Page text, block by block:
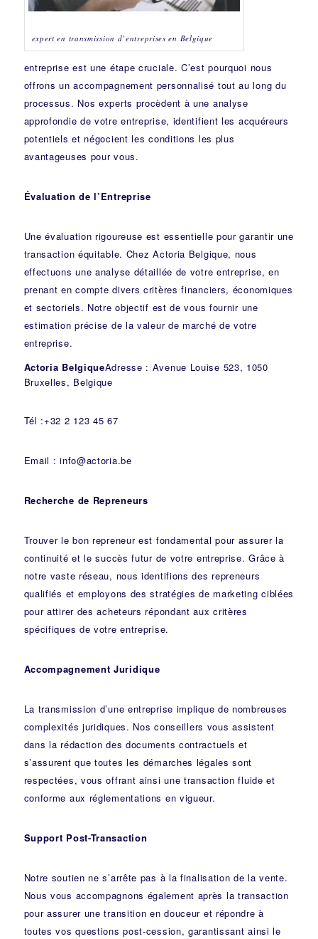
expert en transmission d’entreprises en Belgique
entreprise est une étape cruciale. C’est pourquoi nous
offrons un accompagnement personnalisé tout au long du
processus. Nos experts procèdent à une analyse
approfondie de votre entreprise, identifient les acquéreurs
potentiels et négocient les conditions les plus
avantageuses pour vous.
Évaluation de l’Entreprise
Une évaluation rigoureuse est essentielle pour garantir une
transaction équitable. Chez Actoria Belgique, nous
effectuons une analyse détaillée de votre entreprise, en
prenant en compte divers critères financiers, économiques
et sectoriels. Notre objectif est de vous fournir une
estimation précise de la valeur de marché de votre
entreprise.
Actoria BelgiqueAdresse : Avenue Louise 523, 1050
Bruxelles, Belgique
Tél :+32 2 123 45 67
Email : info@actoria.be
Recherche de Repreneurs
Trouver le bon repreneur est fondamental pour assurer la
continuité et le succès futur de votre entreprise. Grâce à
notre vaste réseau, nous identifions des repreneurs
qualifiés et employons des stratégies de marketing ciblées
pour attirer des acheteurs répondant aux critères
spécifiques de votre entreprise.
Accompagnement Juridique
La transmission d’une entreprise implique de nombreuses
complexités juridiques. Nosconseillers vous assistent
dans la rédaction des documents contractuels et
s’assurent que toutes les démarches légales sont
respectées, vous offrant ainsi une transaction fluide et
conforme aux réglementations en vigueur.
Support Post-Transaction
Notre soutien ne s’arrête pas à la finalisation de la vente.
Nous vous accompagnons également après la transaction
pour assurer une transition en douceur et répondre à
toutes vos questions post-cession, garantissant ainsi le